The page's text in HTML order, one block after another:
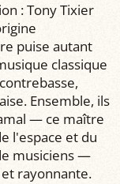
: Tony Tixier
puise autant
classique
Ensemble, ils
— ce maître
l'espace et du
musiciens —
rayonnante.